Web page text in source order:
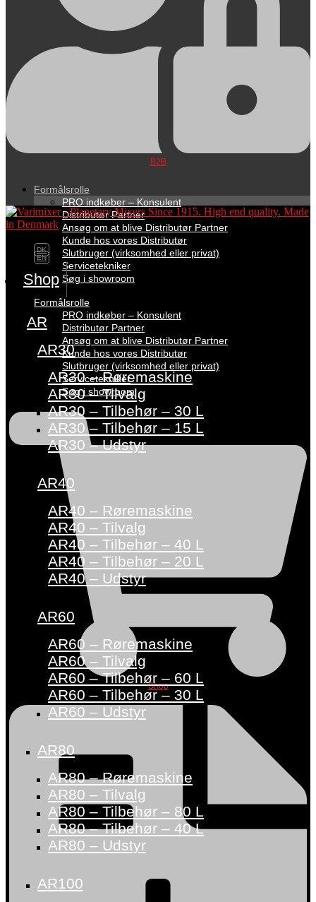
B2B
Formålsrolle
PRO indkøber – Konsulent
Distributør Partner
Ansøg om at blive Distributør Partner
Kunde hos vores Distributør
Slutbruger (virksomhed eller privat)
Servicetekniker
Søg i showroom
Formålsrolle
PRO indkøber – Konsulent
Distributør Partner
Ansøg om at blive Distributør Partner
Kunde hos vores Distributør
Slutbruger (virksomhed eller privat)
Servicetekniker
Søg i showroom
Shop
DK
EN
Shop
AR
AR30
AR30 – Røremaskine
AR30 – Tilvalg
AR30 – Tilbehør – 30 L
AR30 – Tilbehør – 15 L
AR30 – Udstyr
AR40
AR40 – Røremaskine
AR40 – Tilvalg
AR40 – Tilbehør – 40 L
AR40 – Tilbehør – 20 L
AR40 – Udstyr
AR60
AR60 – Røremaskine
AR60 – Tilvalg
AR60 – Tilbehør – 60 L
AR60 – Tilbehør – 30 L
AR60 – Udstyr
AR80
AR80 – Røremaskine
AR80 – Tilvalg
AR80 – Tilbehør – 80 L
AR80 – Tilbehør – 40 L
AR80 – Udstyr
AR100